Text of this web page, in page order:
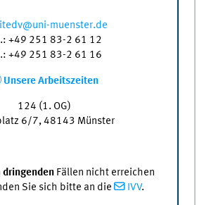
muenster.de
+49 251 83-2 61 12
+49 251 83-2 61 16
Unsere Arbeitszeiten
124 (1. OG)
6/7, 48143 Münster
dringenden Fällen nicht erreichen
Sie sich bitte an die
IVV.